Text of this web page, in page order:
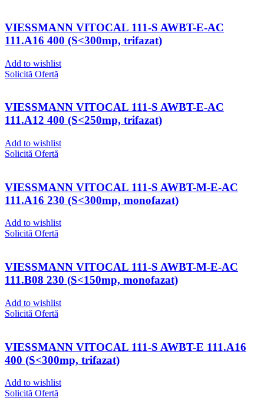
VIESSMANN VITOCAL 111-S AWBT-E-AC
111.A16 400 (S<300mp, trifazat)
Add to wishlist
Solicită Ofertă
VIESSMANN VITOCAL 111-S AWBT-E-AC
111.A12 400 (S<250mp, trifazat)
Add to wishlist
Solicită Ofertă
VIESSMANN VITOCAL 111-S AWBT-M-E-AC
111.A16 230 (S<300mp, monofazat)
Add to wishlist
Solicită Ofertă
VIESSMANN VITOCAL 111-S AWBT-M-E-AC
111.B08 230 (S<150mp, monofazat)
Add to wishlist
Solicită Ofertă
VIESSMANN VITOCAL 111-S AWBT-E 111.A16
400 (S<300mp, trifazat)
Add to wishlist
Solicită Ofertă